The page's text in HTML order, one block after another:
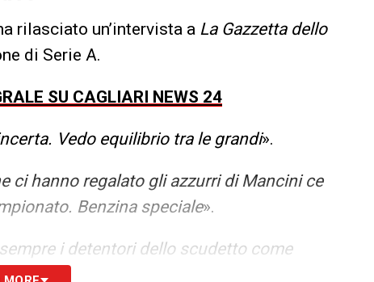
rilasciato un’intervista a La Gazzetta dello
di Serie A.
SU CAGLIARI NEWS 24
Vedo equilibrio tra le grandi».
ci hanno regalato gli azzurri di Mancini ce
Benzina speciale».
i detentori dello scudetto come
occhio a Roma e Lazio: ci faranno